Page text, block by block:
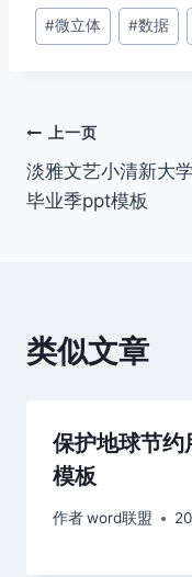
签：
#微立体 #数据
文
章
上一页
淡雅文艺小清新大
毕业季ppt模板
类似文章
保护地球节
模板
作者word联盟